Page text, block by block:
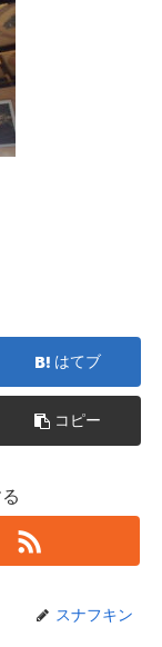
はてブ
コピー
スナフキン